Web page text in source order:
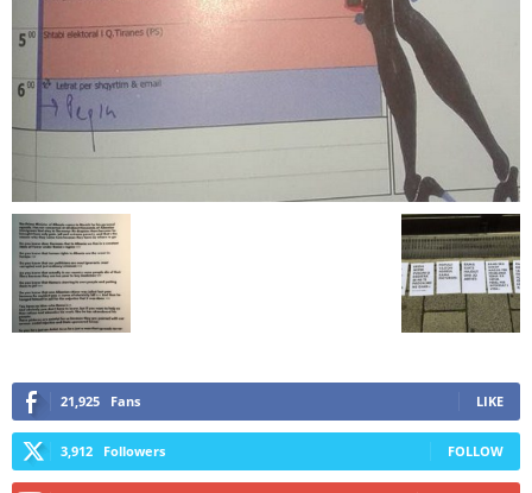
21,925 Fans LIKE
3,912 Followers FOLLOW